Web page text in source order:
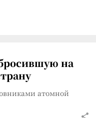
на
атомной